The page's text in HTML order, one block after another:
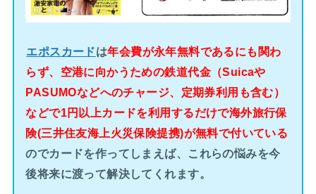
エポスカードは年会費が永年無料であるにも関わ
らず、空港に向かうための鉄道代金（Suicaや
PASUMOなどへのチャージ、定期券利用も含む）
などで1円以上カードを利用するだけで海外旅行保
険(三井住友海上火災保険提携)が無料で付いている
のでカードを作ってしまえば、これらの悩みを今
後将来に渡って解決してくれます。